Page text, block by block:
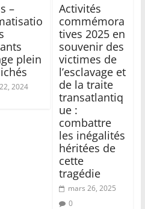
–
plein
2024
Activités
commémora
tives 2025 en
souvenir des
victimes de
l’esclavage et
de la traite
transatlantiq
ue :
combattre
les inégalités
héritées de
cette
tragédie
mars 26, 2025
0